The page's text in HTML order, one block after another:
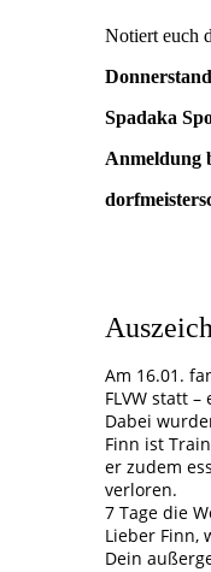
Notiert euch
Spadaka
Anmeldung
Am 16.01.
FLVW statt
Dabei
Finn ist
er zudem
verloren.
7 Tage die
Lieber Finn,
Dein